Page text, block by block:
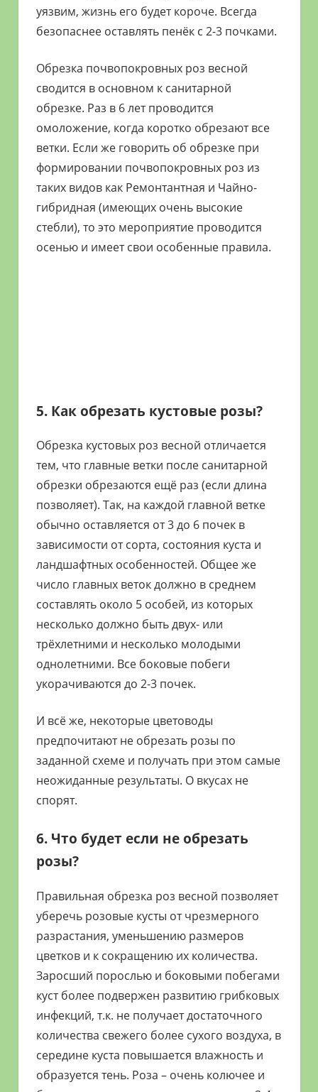
уязвим, жизнь его будет короче. Всегда
безопаснее оставлять пенёк с 2-3 почками.
Обрезка почвопокровных роз весной
сводится в основном к санитарной
обрезке. Раз в 6 лет проводится
омоложение, когда коротко обрезают все
ветки. Если же говорить об обрезке при
формировании почвопокровных роз из
таких видов как Ремонтантная и Чайно-
гибридная (имеющих очень высокие
стебли), то это мероприятие проводится
осенью и имеет свои особенные правила.
5. Как обрезать кустовые розы?
Обрезка кустовых роз весной отличается
тем, что главные ветки после санитарной
обрезки обрезаются ещё раз (если длина
позволяет). Так, на каждой главной ветке
обычно оставляется от 3 до 6 почек в
зависимости от сорта, состояния куста и
ландшафтных особенностей. Общее же
число главных веток должно в среднем
составлять около 5 особей, из которых
несколько должно быть двух- или
трёхлетними и несколько молодыми
однолетними. Все боковые побеги
укорачиваются до 2-3 почек.
И всё же, некоторые цветоводы
предпочитают не обрезать розы по
заданной схеме и получать при этом самые
неожиданные результаты. О вкусах не
спорят.
6. Что будет если не обрезать
розы?
Правильная обрезка роз весной позволяет
уберечь розовые кусты от чрезмерного
разрастания, уменьшению размеров
цветков и к сокращению их количества.
Заросший порослью и боковыми побегами
куст более подвержен развитию грибковых
инфекций, т.к. не получает достаточного
количества свежего более сухого воздуха, в
середине куста повышается влажность и
образуется тень. Роза – очень колючее и